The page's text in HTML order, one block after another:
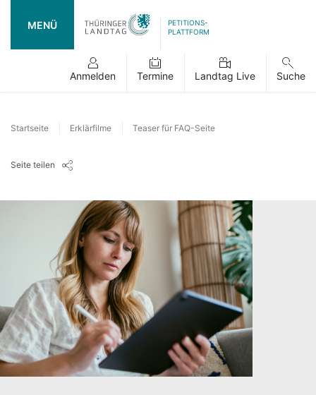
MENÜ
PETITIONS-
PLATTFORM
Anmelden Termine Landtag Live Suche
Startseite Erklärfilme Teaser für FAQ-Seite
Seite teilen